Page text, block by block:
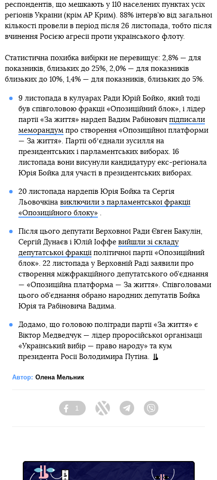
респондентів, що мешкають у 110 населених пунктах усіх
регіонів України (крім АР Крим). 88% інтерв’ю від загальної
кількості провели в період після 26 листопада, тобто після
вчинення Росією агресії проти українського флоту.
Статистична похибка вибірки не перевищує: 2,8% — для
показників, близьких до 25%, 2,0% — для показників
близьких до 10%, 1,4% — для показників, близьких до 5%.
9 листопада в кулуарах Ради Юрій Бойко, який тоді
був співголовою фракції «Опозиційний блок», і лідер
партії «За життя» нардеп Вадим Рабінович підписали
меморандум про створення «Опозиційної платформи
— За життя». Партії обʼєднали зусилля на
президентських і парламентських виборах. 16
листопада вони висунули кандидатуру екс-регіонала
Юрія Бойка для участі в президентських виборах.
20 листопада нардепів Юрія Бойка та Сергія
Льовочкіна виключили з парламентської фракції
«Опозиційного блоку».
Після цього депутати Верховної Ради Євген Бакулін,
Сергій Дунаєв і Юлій Іоффе вийшли зі складу
депутатської фракціїполітичної партії «Опозиційний
блок». 22 листопада у Верховній Раді заявили про
створення міжфракційного депутатського об’єднання
— «Опозиційна платформа — За життя». Співголовами
цього об’єднання обрано народних депутатів Бойка
Юрія та Рабіновича Вадима.
Додамо, що головою політради партії «За життя» є
Віктор Медведчук — лідер проросійської організації
«Український вибір — право народу» та кум
президента Росії Володимира Путіна.
Автор: Олена Мельник
Facebook
1
Twitter TelegramViber